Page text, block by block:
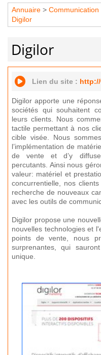
Annuaire > Communication
Digilor
Digilor
Lien du site :
Digilor apporte une
sociétés qui souhaitent
leurs clients. Nous
tactile permettant à nos
cible visée. Nous
l’implémentation de
de vente et d’y
percutants. Ainsi nous
valeur: matériel et
concurrentielle, nos
recherche de nouveaux
avec les outils de
Digilor propose une
nouvelles technologies et
points de vente, nous
surprenantes, qui
unique.